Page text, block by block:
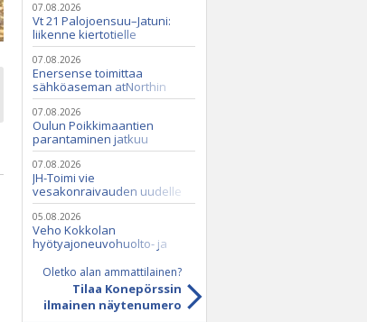
07.08.2026
Vt 21 Palojoensuu–Jatuni:
liikenne kiertotielle
Nunasjoen silloilla
07.08.2026
Enersense toimittaa
sähköaseman atNorthin
datakeskukseen
07.08.2026
Oulun Poikkimaantien
parantaminen jatkuu
07.08.2026
JH-Toimi vie
vesakonraivauden uudelle
tasolle Casen ja Seppi-
murskaimen avulla
05.08.2026
Veho Kokkolan
hyötyajoneuvohuolto- ja
Oy:lle lokakuussa
Oletko alan ammattilainen?
Tilaa Konepörssin
ilmainen näytenumero